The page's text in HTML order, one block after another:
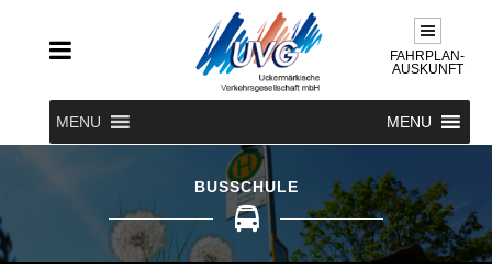
FAHRPLAN-
AUSKUNFT
MENU MENU
BUSSCHULE